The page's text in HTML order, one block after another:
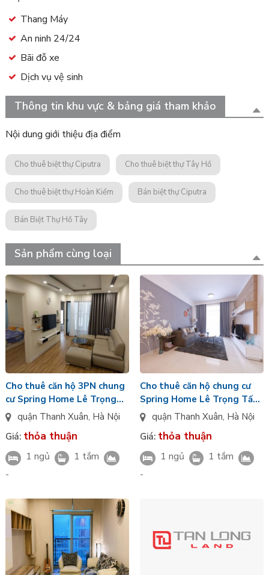
Thang Máy
An ninh 24/24
Bãi đỗ xe
Dịch vụ vệ sinh
Thông tin khu vực & bảng giá tham khảo
Nội dung giới thiệu địa điểm
Cho thuê biệt thự Ciputra Cho thuê biệt thự Tây Hồ
Cho thuê biệt thự Hoàn Kiếm Bán biệt thự Ciputra
Bán Biệt Thự Hồ Tây
Sản phẩm cùng loại
Cho thuê căn hộ 3PN chung
cư Spring Home Lê Trọng
Tấn, Thanh Xuân, HN
quận Thanh Xuân, Hà Nội
Giá: thỏa thuận
1 ngủ
1 tắm
-
Cho thuê căn hộ chung cư
Spring Home Lê Trọng Tấn,
Thanh Xuân, HN
quận Thanh Xuân, Hà Nội
Giá: thỏa thuận
1 ngủ
1 tắm
-